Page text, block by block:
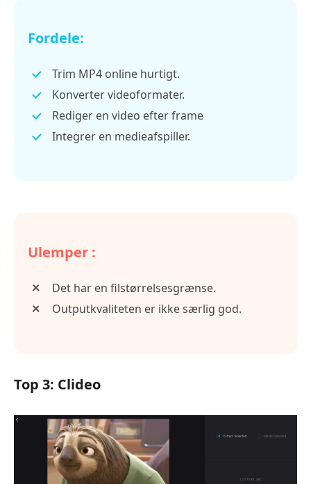
Fordele:
Trim MP4 online hurtigt.
Konverter videoformater.
Rediger en video efter frame
Integrer en medieafspiller.
Ulemper :
Det har en filstørrelsesgrænse.
Outputkvaliteten er ikke særlig god.
Top 3: Clideo